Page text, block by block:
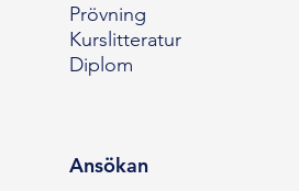
Prövning
Kurslitteratur
Diplom
Ansökan